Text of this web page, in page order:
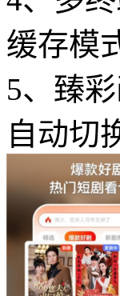
缓存模
5、臻
自动切